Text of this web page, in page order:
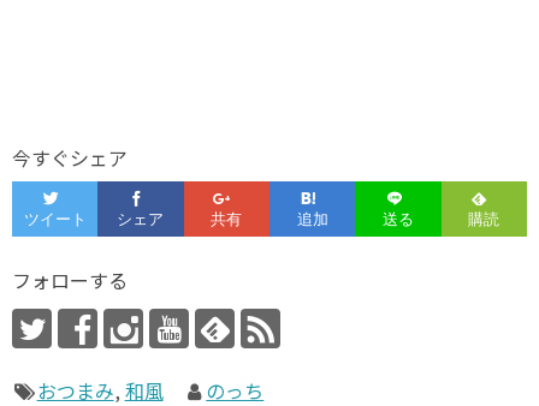
今すぐシェア
フォローする
おつまみ, 和風 のっち